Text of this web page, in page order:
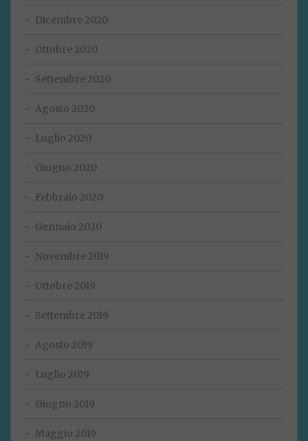
Dicembre 2020
Ottobre 2020
Settembre 2020
Agosto 2020
Luglio 2020
Giugno 2020
Febbraio 2020
Gennaio 2020
Novembre 2019
Ottobre 2019
Settembre 2019
Agosto 2019
Luglio 2019
Giugno 2019
Maggio 2019